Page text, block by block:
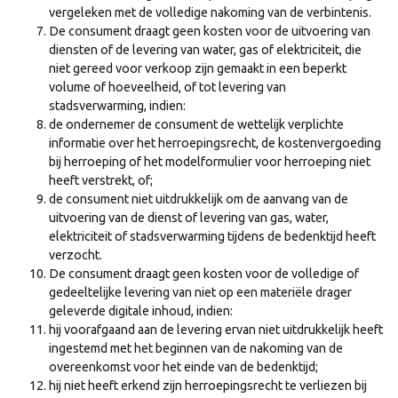
vergeleken met de volledige nakoming van de verbintenis.
De consument draagt geen kosten voor de uitvoering van
diensten of de levering van water, gas of elektriciteit, die
niet gereed voor verkoop zijn gemaakt in een beperkt
volume of hoeveelheid, of tot levering van
stadsverwarming, indien:
de ondernemer de consument de wettelijk verplichte
informatie over het herroepingsrecht, de kostenvergoeding
bij herroeping of het modelformulier voor herroeping niet
heeft verstrekt, of;
de consument niet uitdrukkelijk om de aanvang van de
uitvoering van de dienst of levering van gas, water,
elektriciteit of stadsverwarming tijdens de bedenktijd heeft
verzocht.
De consument draagt geen kosten voor de volledige of
gedeeltelijke levering van niet op een materiële drager
geleverde digitale inhoud, indien:
hij voorafgaand aan de levering ervan niet uitdrukkelijk heeft
ingestemd met het beginnen van de nakoming van de
overeenkomst voor het einde van de bedenktijd;
hij niet heeft erkend zijn herroepingsrecht te verliezen bij